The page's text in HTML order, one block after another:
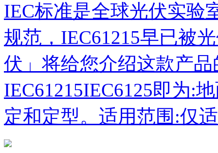
IEC标准是全球光伏实验
规范，IEC61215早已被
伏」将给您介绍这款产
IEC61215IEC6125即为:
定和定型。适用范围:仅